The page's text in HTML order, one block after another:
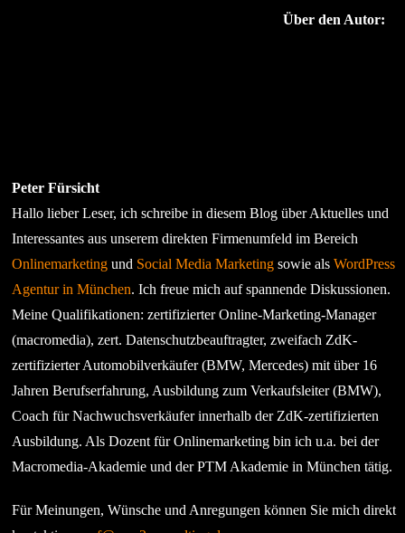
Über den Autor:
Peter Fürsicht
Hallo lieber Leser, ich schreibe in diesem Blog über Aktuelles und
Interessantes aus unserem direkten Firmenumfeld im Bereich
Onlinemarketing und Social Media Marketing sowie alsWordPress
Agentur in München. Ich freue mich auf spannende Diskussionen.
Meine Qualifikationen: zertifizierter Online-Marketing-Manager
(macromedia), zert. Datenschutzbeauftragter, zweifach ZdK-
zertifizierter Automobilverkäufer (BMW, Mercedes) mit über 16
Jahren Berufserfahrung, Ausbildung zum Verkaufsleiter (BMW),
Coach für Nachwuchsverkäufer innerhalb der ZdK-zertifizierten
Ausbildung. Als Dozent für Onlinemarketing bin ich u.a. bei der
Macromedia-Akademie und der PTM Akademie in München tätig.
Für Meinungen, Wünsche und Anregungen können Sie mich direkt